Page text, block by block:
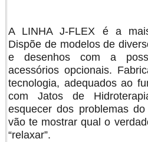
A LINHA J-FLEX é a
Dispõe de modelos de
e desenhos com a
acessórios opcionais.
tecnologia, adequados ao
com Jatos de
esquecer dos problemas
vão te mostrar qual o
“relaxar”.